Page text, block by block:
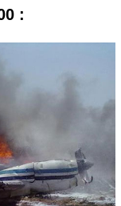
: